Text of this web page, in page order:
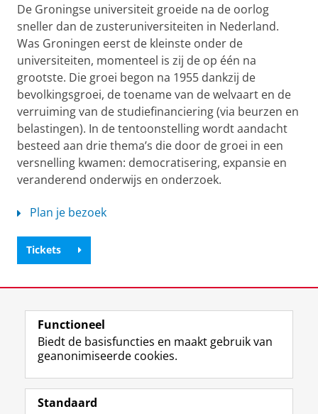
De Groningse universiteit groeide na de oorlog
sneller dan de zusteruniversiteiten in Nederland.
Was Groningen eerst de kleinste onder de
universiteiten, momenteel is zij de op één na
grootste. Die groei begon na 1955 dankzij de
bevolkingsgroei, de toename van de welvaart en de
verruiming van de studiefinanciering (via beurzen en
belastingen). In de tentoonstelling wordt aandacht
besteed aan drie thema’s die door de groei in een
versnelling kwamen: democratisering, expansie en
veranderend onderwijs en onderzoek.
Plan je bezoek
Tickets
View this page in:English
Volg ons op
F
a
T
w
I
n
Functioneel
Biedt de basisfuncties en maakt gebruik van
geanonimiseerde cookies.
Standaard